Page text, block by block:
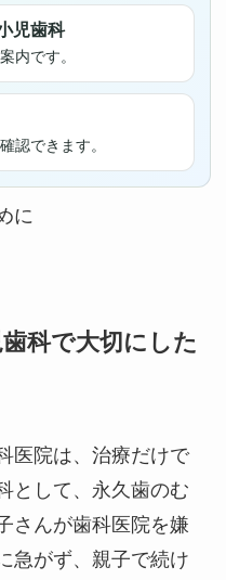
児歯科
内です。
認できます。
に
科で大切にした
医院は、治療だけで
として、永久歯のむ
さんが歯科医院を嫌
急がず、親子で続け